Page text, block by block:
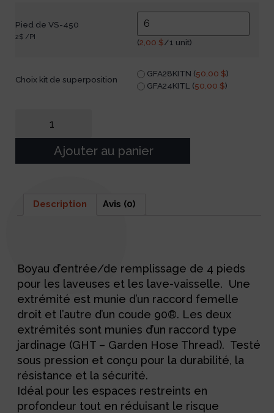
Pied de VS-450
2$ /PI
(2,00 $/1 unit)
Choix kit de superposition
GFA28KITN (50,00 $)
GFA24KITL (50,00 $)
Ajouter au panier
Description Avis (0)
Boyau d’entrée/de remplissage de 4 pieds
pour les laveuses et les lave-vaisselle. Une
extrémité est munie d’un raccord femelle
droit et l’autre d’un coude 90®. Les deux
extrémités sont munies d’un raccord type
jardinage (GHT – Garden Hose Thread). Testé
sous pression et conçu pour la durabilité, la
résistance et la sécurité.
Idéal pour les espaces restreints en
profondeur tout en réduisant le risque